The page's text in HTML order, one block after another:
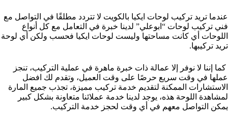
عندما تريد تركيب لوحات ايكيا بالكويت لا تتردد مطلقًا في التواصل مع
فني تركيب لوحات “ابوعلي” لدينا خبرة في التعامل مع كل أنواع
اللوحات أي كانت مساحتها وليست لوحات ايكيا فحسب ولكن أي لوحة
تريد تركيبها.
كما إننا لا نوفر إلا عمالة ذات خبرة ماهرة في عملية التركيب، تنجز
عملها في وقت سريع حرصًا على وقت العميل، وتقدم لك افضل
الاستشارات الممكنة لتقديم خدمة تركيب مميزة، تجذب جميع المارة
لمشاهدة اللوحة هذه، يوجد لدينا خدمة عملائنا متعاونة بشكل كبير
يمكن التواصل معهم في أي وقت لحجز خدمة التركيب.